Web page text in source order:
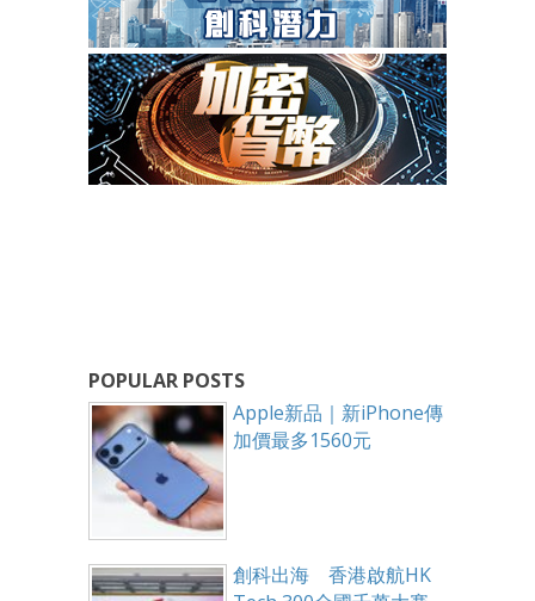
POPULAR POSTS
Apple新品｜新iPhone傳
加價最多1560元
創科出海 香港啟航HK